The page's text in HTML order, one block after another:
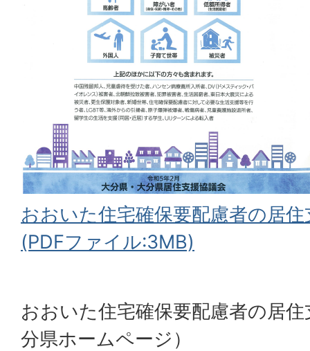
おおいた住宅確保要配慮者の居
(PDFファイル:3MB)
おおいた住宅確保要配慮者の居
分県ホームページ）